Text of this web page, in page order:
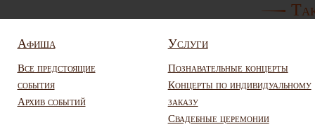
Афиша
Все предстоящие
события
Архив событий
Услуги
Познавательные концерты
Концерты по индивидуальному
заказу
Свадебные церемонии